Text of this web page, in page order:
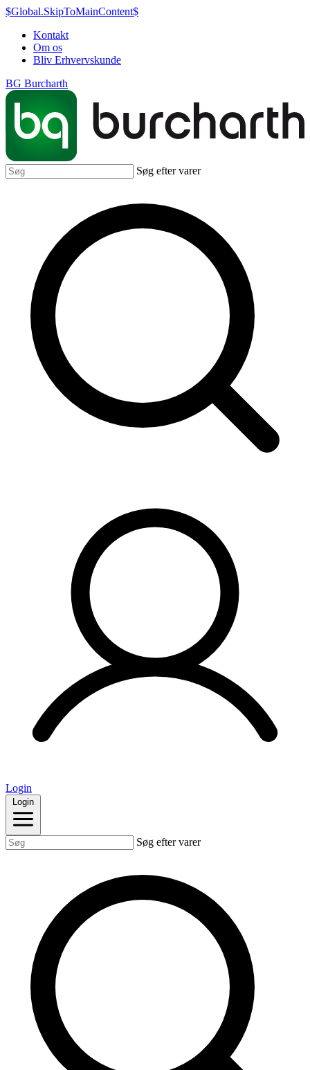
$Global.SkipToMainContent$
Kontakt
Om os
Bliv Erhvervskunde
BG Burcharth
Søg efter varer
Login
Login
Søg efter varer